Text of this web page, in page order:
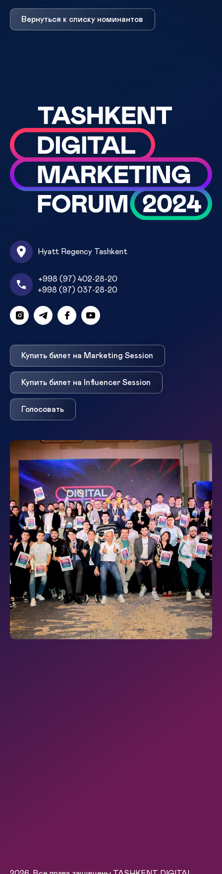
Вернуться к списку номинантов
Hyatt Regency Tashkent
+998 (97) 402-28-20
+998 (97) 037-28-20
Купить билет на Marketing Session
Купить билет на Influencer Session
Голосовать